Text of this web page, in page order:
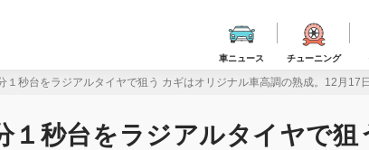
車ニュース チューニング
１秒台をラジアルタイヤで狙う カギはオリジナル車高調の熟成。12月
１秒台をラジアルタイヤで狙